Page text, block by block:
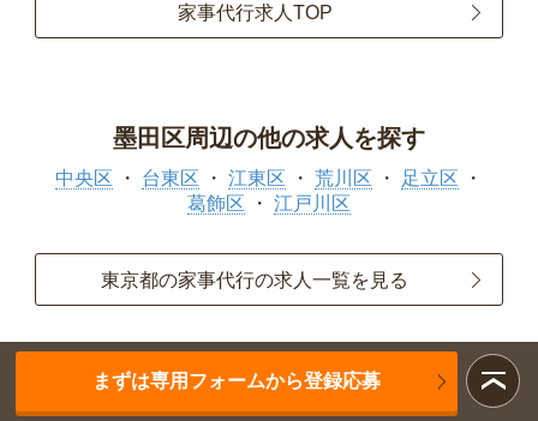
家事代行求人TOP
墨田区周辺の他の求人を探す
中央区 台東区 江東区 荒川区
足立区
葛飾区
江戸川区
東京都の家事代行の求人一覧を見る
まずは専用フォームから登録応募